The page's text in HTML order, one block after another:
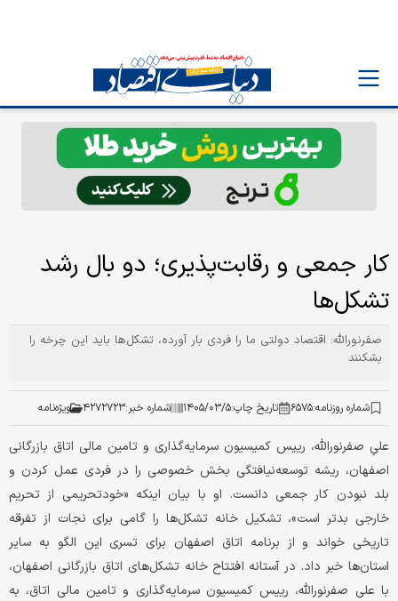
کار جمعی و رقابت‌پذیری؛ دو بال رشد
تشکل‌ها
صفرنورالله: اقتصاد دولتی ما را فردی بار آورده، تشکل‌ها باید این چرخه را
بشکنند
شماره روزنامه:۶۵۷۵ تاریخ چاپ:۱۴۰۵/۰۳/۵ شماره خبر:۴۲۷۲۷۲۳ ویژه‌نامه
علیِ صفرنورالله، رییس کمیسیون سرمایه‌گذاری و تامین مالی اتاق بازرگانی
اصفهان، ریشه توسعه‌نیافتگی بخش خصوصی را در فردی عمل کردن و
بلد نبودن کار جمعی دانست. او با بیان اینکه «خودتحریمی از تحریم
خارجی بدتر است»، تشکیل خانه تشکل‌ها را گامی برای نجات از تفرقه
تاریخی خواند و از برنامه اتاق اصفهان برای تسری این الگو به سایر
استان‌ها خبر داد. در آستانه افتتاح خانه تشکل‌های اتاق بازرگانی اصفهان،
با علی صفرنورالله، رییس کمیسیون سرمایه‌گذاری و تامین مالی اتاق، به